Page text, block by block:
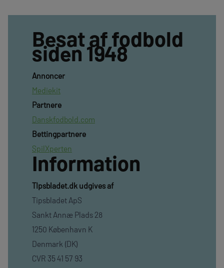
Besat af fodbold
siden 1948
Annoncer
Mediekit
Partnere
Danskfodbold.com
Bettingpartnere
SpilXperten
Information
TIpsbladet.dk udgives af
Tipsbladet ApS
Sankt Annæ Plads 28
1250 København K
Denmark (DK)
CVR 35 41 57 93